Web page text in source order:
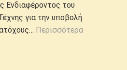
Ενδιαφέροντος του
για την υποβολή
Περισσότερα